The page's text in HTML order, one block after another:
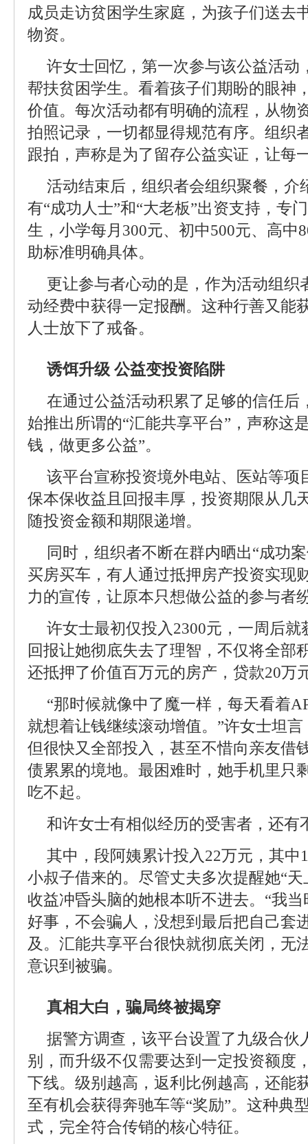
成员走访贫困学生家庭，为孩子们送去
物资。
许女士回忆，第一次参与该公益活动
帮扶贫困学生。看着孩子们期盼的眼神
价值。每次活动都有明确的流程，从物
拍照记录，一切都显得规范有序。组织
跟拍，声称是为了留存公益实证，让每
活动结束后，组织者会组织聚餐，介
有“成功人士”和“大老板”出资支持，专
生，小学每月300元、初中500元、高中
助标准明确具体。
更让参与者心动的是，作为活动组织
动经费中获得一定报酬。这种行善又能
人士放下了戒备。
诱饵升级 公益变投资陷阱
在通过公益活动积累了足够的信任后
始推出所谓的“汇能共享平台”，声称这
钱，做更多公益”。
该平台宣称投资境外电站、医站等项
保本保收益且回报丰厚，投资期限从几
随投资金额和期限递增。
同时，组织者不断在群内晒出“成功
买房买车，有人通过抵押房产投资实现
力的宣传，让原本只想做公益的参与者
许女士最初仅投入2300元，一周后就
回报让她彻底失去了理智，不仅将全部
还抵押了价值百万元的房产，贷款20万
“那时候就像中了魔一样，每天看着
就想着让钱继续滚动增值。”许女士坦
但很快又全部投入，甚至不惜向亲友借
债累累的境地。最困难时，她手机里只
吃不起。
和许女士有相似经历的受害者，还有
其中，段阿姨累计投入22万元，其中
小叔子借来的。尽管丈夫多次提醒她“
收益冲昏头脑的她根本听不进去。“我
好事，不会骗人，没想到最后把自己套
及。汇能共享平台很快就彻底关闭，无
意识到被骗。
真相大白，骗局终被揭穿
据警方调查，该平台设置了九级合伙
别，而升级不仅需要达到一定投资额度
下线。级别越高，返利比例越高，还能
至有机会获得奔驰车等“奖励”。这种典
式，完全符合传销的核心特征。